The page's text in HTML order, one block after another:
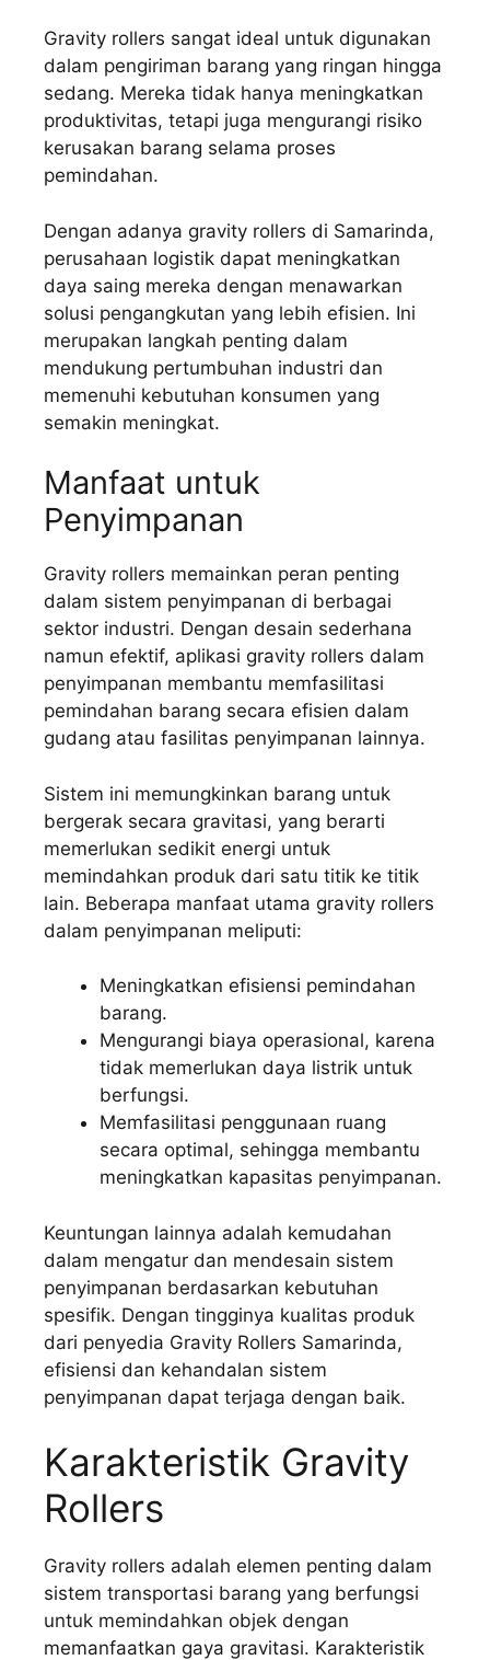
Gravity rollers sangat ideal untuk digunakan
dalam pengiriman barang yang ringan hingga
sedang. Mereka tidak hanya meningkatkan
produktivitas, tetapi juga mengurangi risiko
kerusakan barang selama proses
pemindahan.
Dengan adanya gravity rollers di Samarinda,
perusahaan logistik dapat meningkatkan
daya saing mereka dengan menawarkan
solusi pengangkutan yang lebih efisien. Ini
merupakan langkah penting dalam
mendukung pertumbuhan industri dan
memenuhi kebutuhan konsumen yang
semakin meningkat.
Manfaat untuk
Penyimpanan
Gravity rollers memainkan peran penting
dalam sistem penyimpanan di berbagai
sektor industri. Dengan desain sederhana
namun efektif, aplikasi gravity rollers dalam
penyimpanan membantu memfasilitasi
pemindahan barang secara efisien dalam
gudang atau fasilitas penyimpanan lainnya.
Sistem ini memungkinkan barang untuk
bergerak secara gravitasi, yang berarti
memerlukan sedikit energi untuk
memindahkan produk dari satu titik ke titik
lain. Beberapa manfaat utama gravity rollers
dalam penyimpanan meliputi:
Meningkatkan efisiensi pemindahan
barang.
Mengurangi biaya operasional, karena
tidak memerlukan daya listrik untuk
berfungsi.
Memfasilitasi penggunaan ruang
secara optimal, sehingga membantu
meningkatkan kapasitas penyimpanan.
Keuntungan lainnya adalah kemudahan
dalam mengatur dan mendesain sistem
penyimpanan berdasarkan kebutuhan
spesifik. Dengan tingginya kualitas produk
dari penyedia Gravity Rollers Samarinda,
efisiensi dan kehandalan sistem
penyimpanan dapat terjaga dengan baik.
Karakteristik Gravity
Rollers
Gravity rollers adalah elemen penting dalam
sistem transportasi barang yang berfungsi
untuk memindahkan objek dengan
memanfaatkan gaya gravitasi. Karakteristik